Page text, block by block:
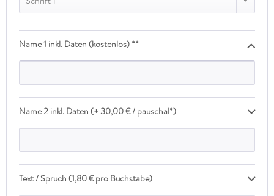
Name 1 inkl. Daten (kostenlos) **
Name 2 inkl. Daten (+ 30,00 € / pauschal*)
Text / Spruch (1,80 € pro Buchstabe)